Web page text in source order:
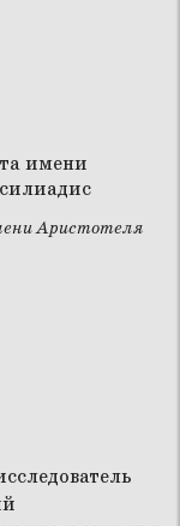
Аристотеля